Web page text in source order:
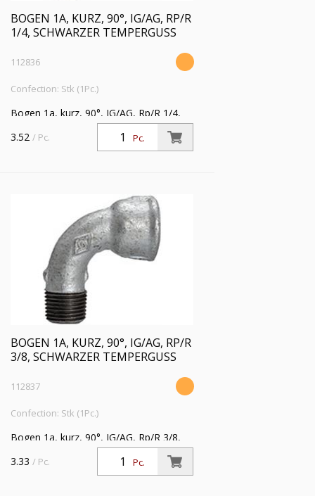
BOGEN 1A, KURZ, 90°, IG/AG, RP/R
1/4, SCHWARZER TEMPERGUSS
112836
Confection: Stk (1Pc.)
Bogen 1a, kurz, 90°, IG/AG, Rp/R 1/4,
Betriebstemperatur -20 °C bis 300 °C,
schwarzer Temperguss, feuerverzinkt,
Pc.
3.52 / Pc.
BOGEN 1A, KURZ, 90°, IG/AG, RP/R
3/8, SCHWARZER TEMPERGUSS
112837
Confection: Stk (1Pc.)
Bogen 1a, kurz, 90°, IG/AG, Rp/R 3/8,
Betriebstemperatur -20 °C bis 300 °C,
schwarzer Temperguss, feuerverzinkt,
Pc.
3.33 / Pc.